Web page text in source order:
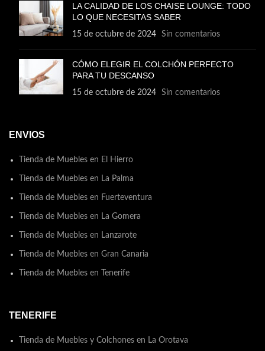
LA CALIDAD DE LOS CHAISE LOUNGE: TODO
LO QUE NECESITAS SABER
15 de octubre de 2024 Sin comentarios
CÓMO ELEGIR EL COLCHÓN PERFECTO
PARA TU DESCANSO
15 de octubre de 2024 Sin comentarios
ENVIOS
Tienda de Muebles en El Hierro
Tienda de Muebles en La Palma
Tienda de Muebles en Fuerteventura
Tienda de Muebles en La Gomera
Tienda de Muebles en Lanzarote
Tienda de Muebles en Gran Canaria
Tienda de Muebles en Tenerife
TENERIFE
Tienda de Muebles y Colchones en La Orotava